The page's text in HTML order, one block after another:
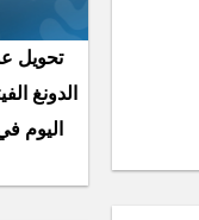
تحويل
الدونغ
اليوم